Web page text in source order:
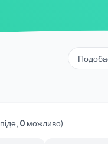
піде, 0 можливо)